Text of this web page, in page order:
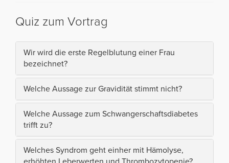
Quiz zum Vortrag
Wir wird die erste Regelblutung einer Frau
bezeichnet?
Welche Aussage zur Gravidität stimmt nicht?
Welche Aussage zum Schwangerschaftsdiabetes
trifft zu?
Welches Syndrom geht einher mit Hämolyse,